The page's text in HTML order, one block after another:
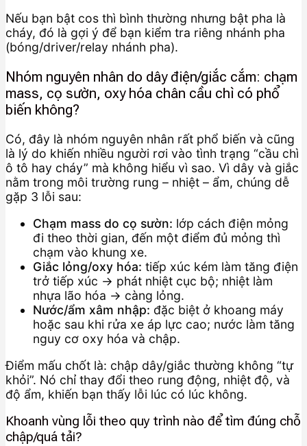
Nếu bạn bật cos thì bình thường nhưng bật pha là
cháy, đó là gợi ý để bạn kiểm tra riêng nhánh pha
(bóng/driver/relay nhánh pha).
Nhóm nguyên nhân do dây điện/giắc cắm: chạm
mass, cọ sườn, oxy hóa chân cầu chì có phổ
biến không?
Có, đây là nhóm nguyên nhân rất phổ biến và cũng
là lý do khiến nhiều người rơi vào tình trạng “cầu chì
ô tô hay cháy” mà không hiểu vì sao. Vì dây và giắc
nằm trong môi trường rung – nhiệt – ẩm, chúng dễ
gặp 3 lỗi sau:
Chạm mass do cọ sườn: lớp cách điện mỏng
đi theo thời gian, đến một điểm đủ mỏng thì
chạm vào khung xe.
Giắc lỏng/oxy hóa: tiếp xúc kém làm tăng điện
trở tiếp xúc → phát nhiệt cục bộ; nhiệt làm
nhựa lão hóa → càng lỏng.
Nước/ẩm xâm nhập: đặc biệt ở khoang máy
hoặc sau khi rửa xe áp lực cao; nước làm tăng
nguy cơ oxy hóa và chập.
Điểm mấu chốt là: chập dây/giắc thường không “tự
khỏi”. Nó chỉ thay đổi theo rung động, nhiệt độ, và
độ ẩm, khiến bạn thấy lỗi lúc có lúc không.
Khoanh vùng lỗi theo quy trình nào để tìm đúng chỗ
chập/quá tải?